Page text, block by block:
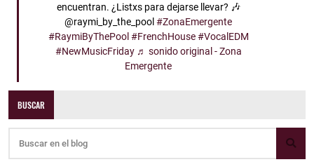
encuentran. ¿Listxs para dejarse llevar? 🎶
@raymi_by_the_pool#ZonaEmergente
#RaymiByThePool #FrenchHouse #VocalEDM
#NewMusicFriday ♬ sonido original - Zona
Emergente
BUSCAR